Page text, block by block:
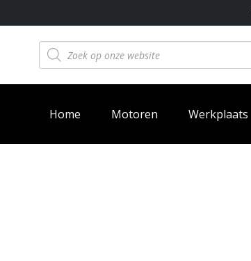
Producten
zoeken
Home Motoren Werkplaats